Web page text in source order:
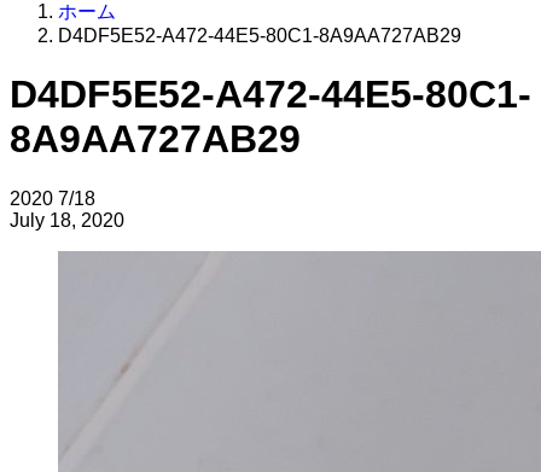
ホーム
D4DF5E52-A472-44E5-80C1-8A9AA727AB29
D4DF5E52-A472-44E5-80C1-
8A9AA727AB29
2020 7/18
July 18, 2020